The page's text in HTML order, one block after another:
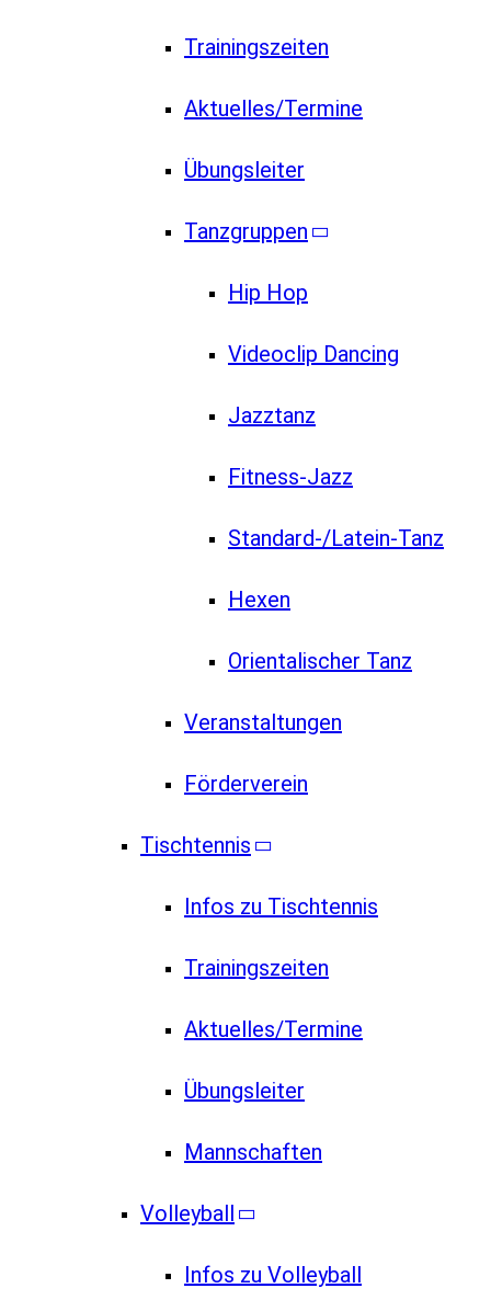
Trainingszeiten
Aktuelles/Termine
Übungsleiter
Tanzgruppen
Hip Hop
Videoclip Dancing
Jazztanz
Fitness-Jazz
Standard-/Latein-Tanz
Hexen
Orientalischer Tanz
Veranstaltungen
Förderverein
Tischtennis
Infos zu Tischtennis
Trainingszeiten
Aktuelles/Termine
Übungsleiter
Mannschaften
Volleyball
Infos zu Volleyball